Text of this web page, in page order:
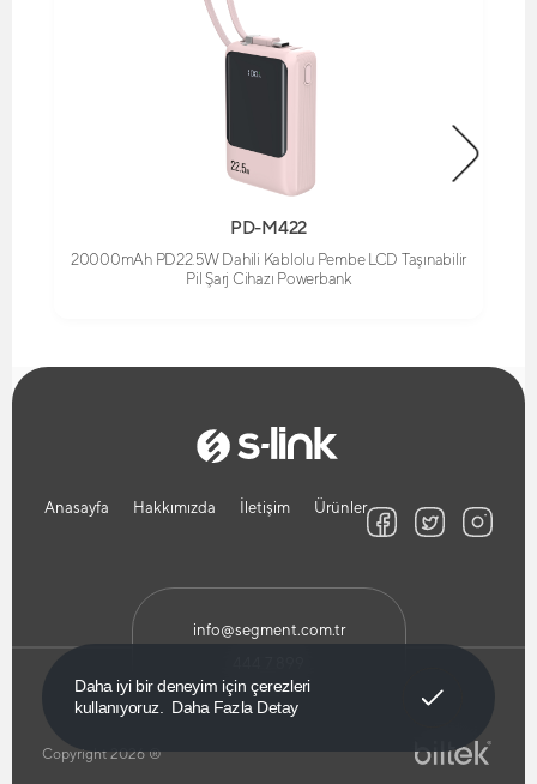
Daha iyi bir deneyim için çerezleri
kullanıyoruz.
Daha Fazla Detay
PD-M422
20000mAh PD22.5W Dahili Kablolu Pembe LCD Taşınabilir
Pil Şarj Cihazı Powerbank
Anasayfa Hakkımızda İletişim Ürünler
info@segment.com.tr
Copyright 2026 ®